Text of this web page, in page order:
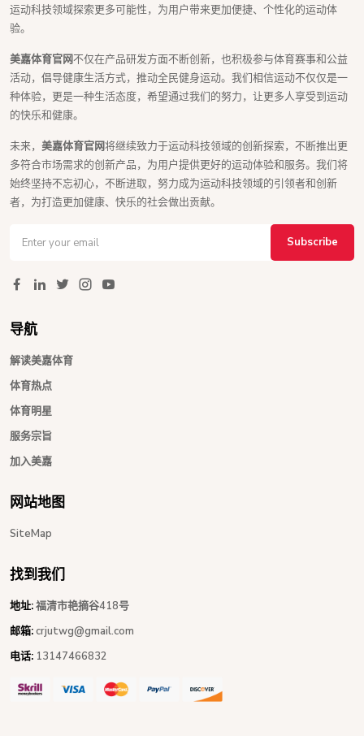
运动科技领域探索更多可能性，为用户带来更加便捷、个性化的运动体
验。
美嘉体育官网不仅在产品研发方面不断创新，也积极参与体育赛事和公益
活动，倡导健康生活方式，推动全民健身运动。我们相信运动不仅仅是一
种体验，更是一种生活态度，希望通过我们的努力，让更多人享受到运动
的快乐和健康。
未来， 美嘉体育官网将继续致力于运动科技领域的创新探索，不断推出更
多符合市场需求的创新产品，为用户提供更好的运动体验和服务。我们将
始终坚持不忘初心，不断进取，努力成为运动科技领域的引领者和创新
者，为打造更加健康、快乐的社会做出贡献。
Subscribe
导航
解读美嘉体育
体育热点
体育明星
服务宗旨
加入美嘉
网站地图
SiteMap
找到我们
地址:福清市艳摘谷418号
邮箱:crjutwg@gmail.com
电话: 13147466832